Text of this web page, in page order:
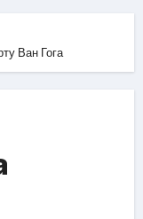
Ван Гога